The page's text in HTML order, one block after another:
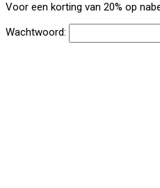
Voor een korting van 20% op
Wachtwoord: